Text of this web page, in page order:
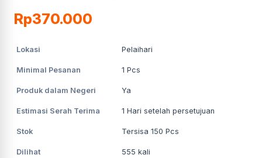
Rp370.000
Lokasi Pelaihari
Minimal Pesanan 1 Pcs
Produk dalam Negeri Ya
Estimasi Serah Terima 1 Hari setelah persetujuan
Stok Tersisa 150 Pcs
Dilihat 555 kali